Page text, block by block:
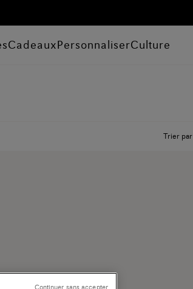
CadeauxPersonnaliserCulture
Trier par